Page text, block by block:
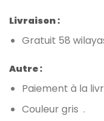
Livraison :
Gratuit 58
Autre :
Paiement à la
Couleur gris .